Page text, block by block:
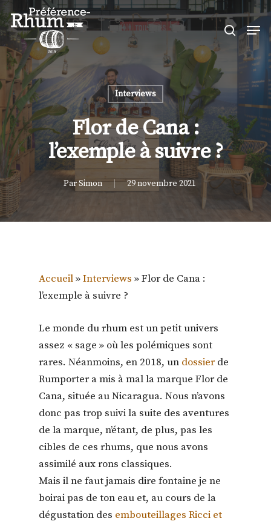
Skip
to
main
content
search
Interviews
Flor de Cana :
l’exemple à suivre ?
ParSimon 29 novembre 2021
Accueil»Interviews »Flor de Cana :
l’exemple à suivre ?
Le monde du rhum est un petit univers
assez « sage » où les polémiques sont
rares. Néanmoins, en 2018, un dossierde
Rumporter a mis à mal la marque Flor de
Cana, située au Nicaragua. Nous n’avons
donc pas trop suivi la suite des aventures
de la marque, n’étant, de plus, pas les
cibles de ces rhums, que nous avons
assimilé aux rons classiques.
Mais il ne faut jamais dire fontaine je ne
boirai pas de ton eau et, au cours de la
dégustation des embouteillages Ricci et
Close
Menu